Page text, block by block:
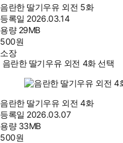
음란한 딸기우유 외전 5화
등록일 2026.03.14
용량 29MB
500원
소장
음란한 딸기우유 외전 4화 선택
음란한 딸기우유 외전 4화
등록일 2026.03.07
용량 33MB
500원